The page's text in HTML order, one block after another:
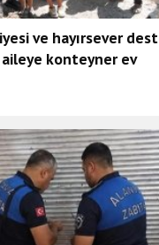
ve hayırsever
konteyner ev